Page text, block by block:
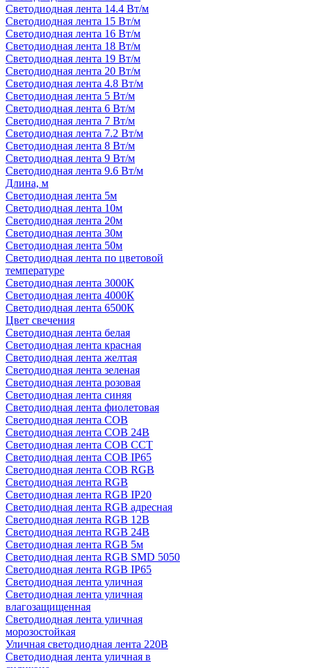
Светодиодная лента 14.4 Вт/м
Светодиодная лента 15 Вт/м
Светодиодная лента 16 Вт/м
Светодиодная лента 18 Вт/м
Светодиодная лента 19 Вт/м
Светодиодная лента 20 Вт/м
Светодиодная лента 4.8 Вт/м
Светодиодная лента 5 Вт/м
Светодиодная лента 6 Вт/м
Светодиодная лента 7 Вт/м
Светодиодная лента 7.2 Вт/м
Светодиодная лента 8 Вт/м
Светодиодная лента 9 Вт/м
Светодиодная лента 9.6 Вт/м
Длина, м
Светодиодная лента 5м
Светодиодная лента 10м
Светодиодная лента 20м
Светодиодная лента 30м
Светодиодная лента 50м
Светодиодная лента по цветовой
температуре
Светодиодная лента 3000К
Светодиодная лента 4000К
Светодиодная лента 6500К
Цвет свечения
Светодиодная лента белая
Светодиодная лента красная
Светодиодная лента желтая
Светодиодная лента зеленая
Светодиодная лента розовая
Светодиодная лента синяя
Светодиодная лента фиолетовая
Светодиодная лента COB
Светодиодная лента COB 24В
Светодиодная лента COB CCT
Светодиодная лента COB IP65
Светодиодная лента COB RGB
Светодиодная лента RGB
Светодиодная лента RGB IP20
Светодиодная лента RGB адресная
Светодиодная лента RGB 12В
Светодиодная лента RGB 24В
Светодиодная лента RGB 5м
Светодиодная лента RGB SMD 5050
Светодиодная лента RGB IP65
Светодиодная лента уличная
Светодиодная лента уличная
влагозащищенная
Светодиодная лента уличная
морозостойкая
Уличная светодиодная лента 220В
Светодиодная лента уличная в